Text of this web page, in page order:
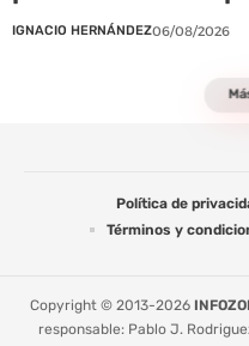
IGNACIO HERNÁNDEZ06/08/2026
Política de
Términos y
Copyright © 2013-2026
responsable: Pablo J.